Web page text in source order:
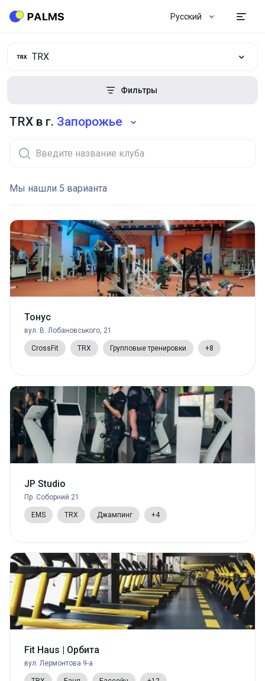
Русский
TRX
Фильтры
TRX в г. Запорожье
Мы нашли 5 варианта
Тонус
вул. В. Лобановського, 21
CrossFit TRX Групповые тренировки +8
JP Studio
Пр. Соборний 21
EMS TRX Джампинг +4
Fit Haus | Орбита
вул. Лермонтова 9-а